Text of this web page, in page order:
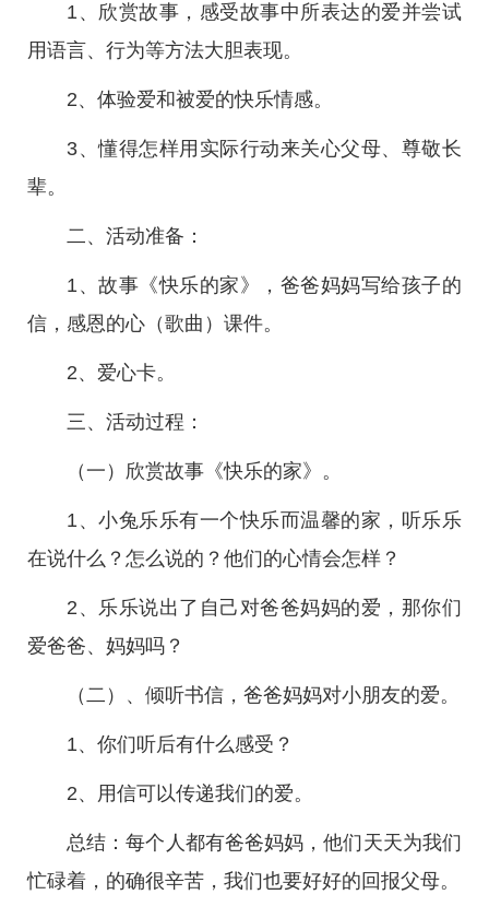
1、欣赏故事，感受故事中所表达的爱并尝试
用语言、行为等方法大胆表现。
2、体验爱和被爱的快乐情感。
3、懂得怎样用实际行动来关心父母、尊敬长
辈。
二、活动准备：
1、故事《快乐的家》，爸爸妈妈写给孩子的
信，感恩的心（歌曲）课件。
2、爱心卡。
三、活动过程：
（一）欣赏故事《快乐的家》。
1、小兔乐乐有一个快乐而温馨的家，听乐乐
在说什么？怎么说的？他们的心情会怎样？
2、乐乐说出了自己对爸爸妈妈的爱，那你们
爱爸爸、妈妈吗？
（二）、倾听书信，爸爸妈妈对小朋友的爱。
1、你们听后有什么感受？
2、用信可以传递我们的爱。
总结：每个人都有爸爸妈妈，他们天天为我们
忙碌着，的确很辛苦，我们也要好好的回报父母。